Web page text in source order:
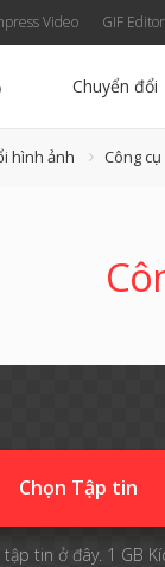
Video GIF Editor
Chuyển đổi
hình ảnh Công
Chọn Tập tin
tập tin ở đây. 1 GB